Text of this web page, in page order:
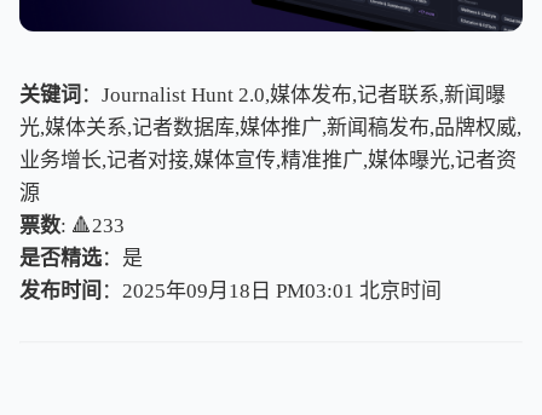
关键词 ：Journalist Hunt 2.0,媒体发布,记者联系,新闻曝
光,媒体关系,记者数据库,媒体推广,新闻稿发布,品牌权威,
业务增长,记者对接,媒体宣传,精准推广,媒体曝光,记者资
源
票数: 🔺233
是否精选：是
发布时间 ：2025年09月18日 PM03:01 北京时间
北京时间